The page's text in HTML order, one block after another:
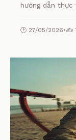
hướng dẫn thực
chuyên gia.
🕒 27/05/2026•✍️